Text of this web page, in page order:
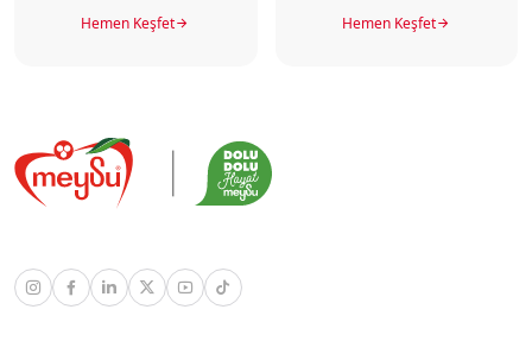
Hemen Keşfet Hemen Keşfet